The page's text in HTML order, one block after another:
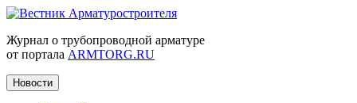
Журнал о трубопроводной арматуре
от портала ARMTORG.RU
Новости